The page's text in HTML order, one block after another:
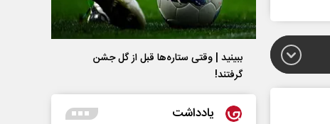
ببینید | وقتی ستاره‌ها قبل از گل جشن
گرفتند!
یادداشت